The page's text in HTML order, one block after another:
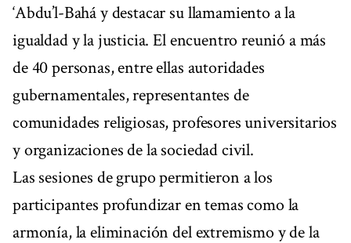
‘Abdu’l-Bahá y destacar su llamamiento a la
igualdad y la justicia. El encuentro reunió a más
de 40 personas, entre ellas autoridades
gubernamentales, representantes de
comunidades religiosas, profesores universitarios
y organizaciones de la sociedad civil.
Las sesiones de grupo permitieron a los
participantes profundizar en temas como la
armonía, la eliminación del extremismo y de la